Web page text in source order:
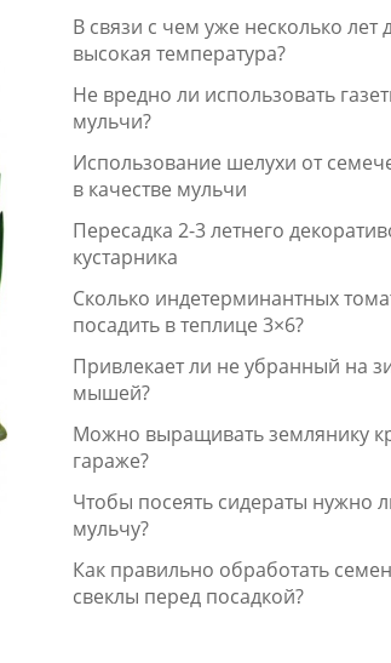
В связи с чем уже несколько лет
высокая температура?
Не вредно ли использовать
мульчи?
Использование шелухи от
в качестве мульчи
Пересадка 2-3 летнего
кустарника
Сколько индетерминантных
посадить в теплице 3×6?
Привлекает ли не убранный на
мышей?
Можно выращивать землянику
гараже?
Чтобы посеять сидераты нужно
мульчу?
Как правильно обработать
свеклы перед посадкой?